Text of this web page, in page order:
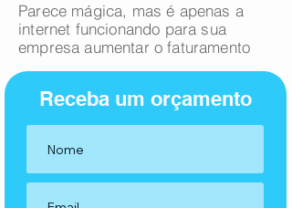
Parece mágica, mas é apenas a
internet funcionando para sua
empresa aumentar o faturamento
Receba um orçamento